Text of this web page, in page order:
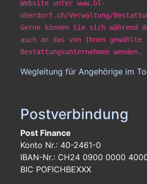
Website unter www.bl-
oberdorf.ch/Verwaltung/
Gerne können Sie sich während
auch an das von Ihnen gewählte
Bestattungsunternehmen wenden.
Wegleitung für Angehörige im
Postverbindung
Post Finance
Konto Nr.: 40-2461-0
IBAN-Nr.: CH24 0900 0000
BIC POFICHBEXXX